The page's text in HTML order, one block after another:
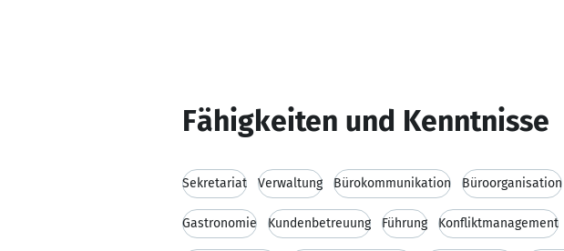
Fähigkeiten und Kenntnisse
Sekretariat Verwaltung Bürokommunikation Büroorganisation
Gastronomie Kundenbetreuung Führung Konfliktmanagement